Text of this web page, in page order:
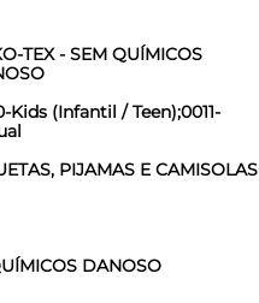
TEX - SEM QUÍMICOS
Kids (Infantil / Teen);0011-
PIJAMAS E CAMISOLAS
DANOSO